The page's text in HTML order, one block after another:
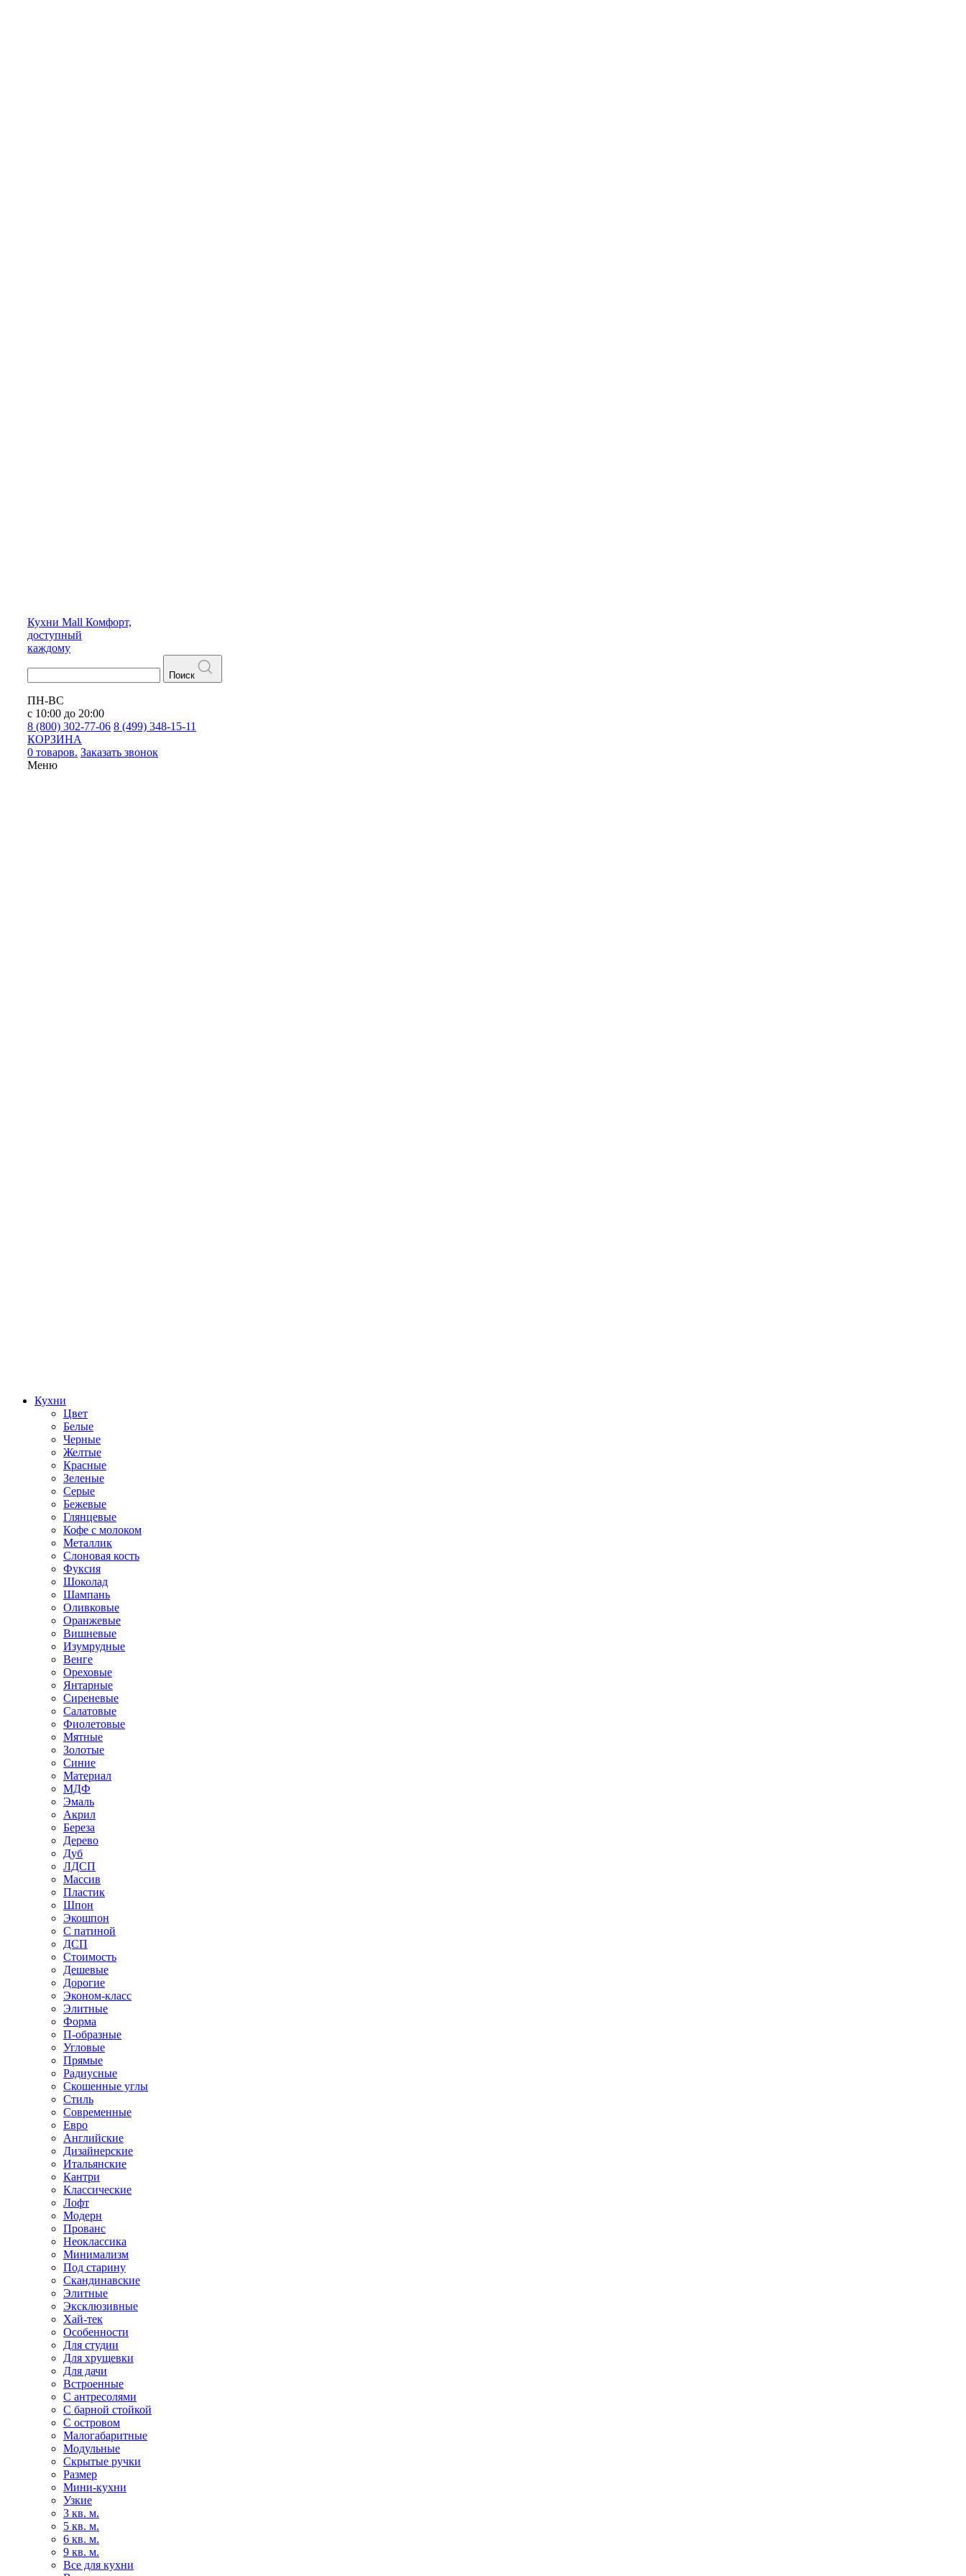
Кухни Mall Комфорт,
доступный
каждому
Поиск
ПН-ВС
с 10:00 до 20:00
8 (800) 302-77-06 8 (499) 348-15-11
КОРЗИНА
0 товаров. Заказать звонок
Меню
Кухни
Цвет
Белые
Черные
Желтые
Красные
Зеленые
Серые
Бежевые
Глянцевые
Кофе с молоком
Металлик
Слоновая кость
Фуксия
Шоколад
Шампань
Оливковые
Оранжевые
Вишневые
Изумрудные
Венге
Ореховые
Янтарные
Сиреневые
Салатовые
Фиолетовые
Мятные
Золотые
Синие
Материал
МДФ
Эмаль
Акрил
Береза
Дерево
Дуб
ЛДСП
Массив
Пластик
Шпон
Экошпон
С патиной
ДСП
Стоимость
Дешевые
Дорогие
Эконом-класс
Элитные
Форма
П-образные
Угловые
Прямые
Радиусные
Скошенные углы
Стиль
Современные
Евро
Английские
Дизайнерские
Итальянские
Кантри
Классические
Лофт
Модерн
Прованс
Неоклассика
Минимализм
Под старину
Скандинавские
Элитные
Эксклюзивные
Хай-тек
Особенности
Для студии
Для хрущевки
Для дачи
Встроенные
С антресолями
С барной стойкой
С островом
Малогабаритные
Модульные
Скрытые ручки
Размер
Мини-кухни
Узкие
3 кв. м.
5 кв. м.
6 кв. м.
9 кв. м.
Все для кухни